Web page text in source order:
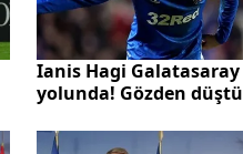
Ianis Hagi Galatasaray
yolunda! Gözden düştü